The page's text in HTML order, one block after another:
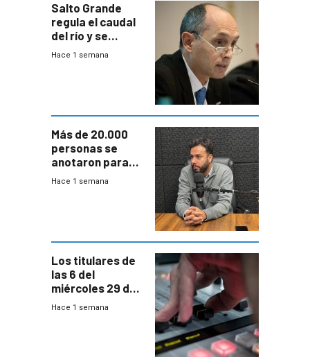
Salto Grande
regula el caudal
del río y se
prepara para un
Hace 1 semana
Más de 20.000
personas se
anotaron para
las pruebas
Hace 1 semana
Los titulares de
las 6 del
miércoles 29 de
julio de 2026
Hace 1 semana